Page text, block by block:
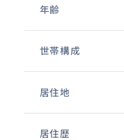
年齢
世帯構成
居住地
居住歴